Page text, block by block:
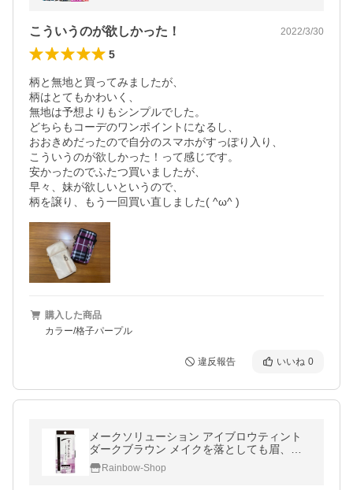
こういうのが欲しかった！ 2022/3/30
5
柄と無地と買ってみましたが、
柄はとてもかわいく、
無地は予想よりもシンプルでした。
どちらもコーデのワンポイントになるし、
おおきめだったので自分のスマホがすっぽり入り、
こういうのが欲しかった！って感じです。
安かったのでふたつ買いましたが、
早々、妹が欲しいというので、
柄を譲り、もう一回買い直しました( ^ω^ )
購入した商品
カラー/格子パープル
違反報告 いいね 0
メークソリューション アイブロウティント
ダークブラウン メイクを落としても眉、あ
ります。
Rainbow-Shop